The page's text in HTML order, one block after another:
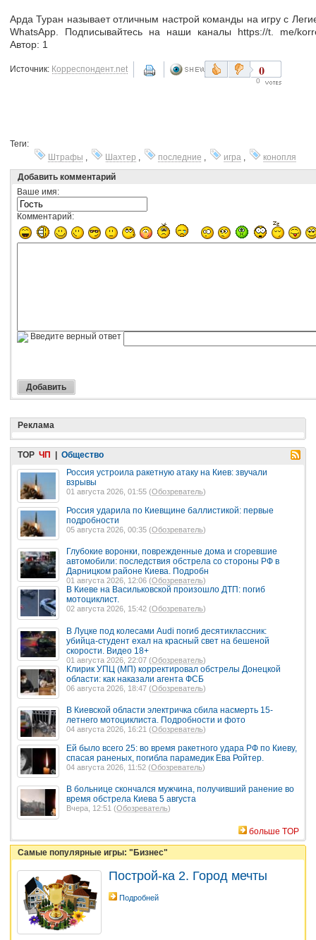
Арда Туран называет отличным настрой команды на игру с
WhatsApp. Подписывайтесь на наши каналы https://t. me/
Автор: 1
Источник: Корреспондент.net 0
0
Теги:
Штрафы , Шахтер , последние , игра ,
конопля
Добавить комментарий
Ваше имя:
Комментарий:
Введите верный ответ
Реклама
TOP ЧП
Общество
Россия устроила ракетную атаку на Киев: звучали
взрывы
01 августа 2026, 01:55 (Обозреватель)
Россия ударила по Киевщине баллистикой: первые
подробности
05 августа 2026, 00:35 (Обозреватель)
Глубокие воронки, поврежденные дома и сгоревшие
автомобили: последствия обстрела со стороны РФ в
Дарницком районе Киева. Подробн
01 августа 2026, 12:06 (Обозреватель)
В Киеве на Васильковской произошло ДТП: погиб
мотоциклист.
02 августа 2026, 15:42 (Обозреватель)
В Луцке под колесами Audi погиб десятиклассник:
убийца-студент ехал на красный свет на бешеной
скорости. Видео 18+
01 августа 2026, 22:07 (Обозреватель)
Клирик УПЦ (МП) корректировал обстрелы Донецкой
области: как наказали агента ФСБ
06 августа 2026, 18:47 (Обозреватель)
В Киевской области электричка сбила насмерть 15-
летнего мотоциклиста. Подробности и фото
04 августа 2026, 16:21 (Обозреватель)
Ей было всего 25: во время ракетного удара РФ по Киеву,
спасая раненых, погибла парамедик Ева Ройтер.
04 августа 2026, 11:52 (Обозреватель)
В больнице скончался мужчина, получивший ранение во
время обстрела Киева 5 августа
Вчера, 12:51 (Обозреватель)
больше TOP
Самые популярные игры: "Бизнес"
Построй-ка 2. Город мечты
Подробней